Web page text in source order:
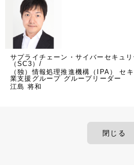
サプライチェーン・サイバーセキュ
（SC3）/
（独）情報処理推進機構（IPA） セ
業支援グループ グループリーダー
江島 将和
閉じる